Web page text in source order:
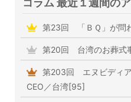
コラム 最近１週間の
第23回 「ＢＱ」が問
第20回 台湾のお葬式
第203回 エヌビディ
CEO／台湾[95]